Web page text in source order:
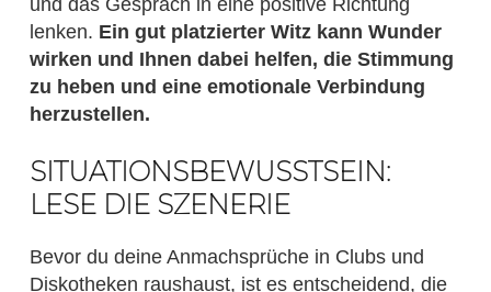
lenken. Ein gut platzierter Witz kann Wunder
wirken und Ihnen dabei helfen, die Stimmung
zu heben und eine emotionale Verbindung
herzustellen.
SITUATIONSBEWUSSTSEIN:
LESE DIE SZENERIE
Bevor du deine Anmachsprüche in Clubs und
Diskotheken raushaust, ist es entscheidend, die